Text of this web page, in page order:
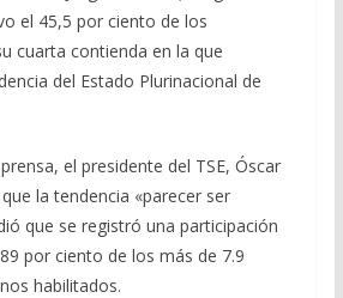
el 45,5 por ciento de los
cuarta contienda en la que
del Estado Plurinacional de
el presidente del TSE, Óscar
la tendencia «parecer ser
que se registró una participación
por ciento de los más de 7.9
habilitados.